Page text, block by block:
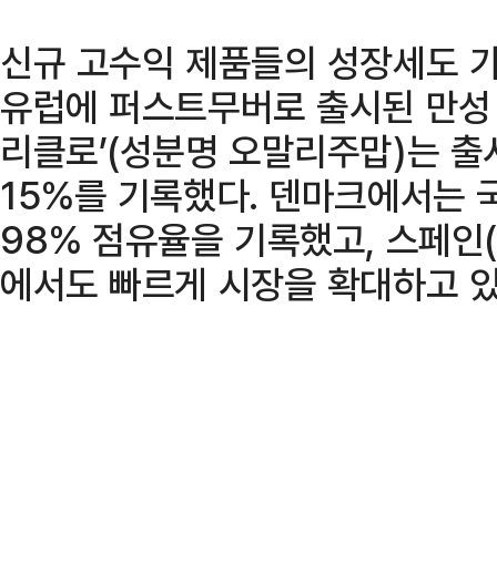
신규 고수익 제품들의 성장세도
유럽에 퍼스트무버로 출시된 만
리클로’(성분명 오말리주맙)는
15%를 기록했다. 덴마크에서는
98% 점유율을 기록했고, 스페
에서도 빠르게 시장을 확대하고